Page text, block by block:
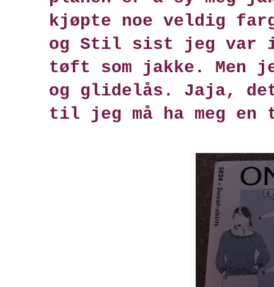
kjøpte noe veldig
og Stil sist jeg var
tøft som jakke. Men
og glidelås. Jaja,
til jeg må ha meg